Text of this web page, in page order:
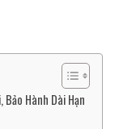
Hành Dài Hạn